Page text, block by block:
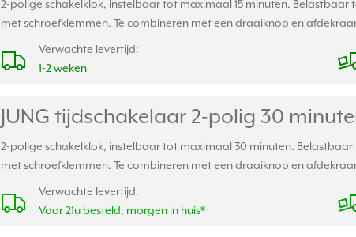
2-polige schakelklok, instelbaar tot maximaal 15 minuten. Belastbaar
met schroefklemmen. Te combineren met een draaiknop en
Verwachte levertijd:
1-2 weken
JUNG tijdschakelaar 2-polig 30
2-polige schakelklok, instelbaar tot maximaal 30 minuten. Belastbaar
met schroefklemmen. Te combineren met een draaiknop en
Verwachte levertijd:
Voor 21u besteld, morgen in huis*